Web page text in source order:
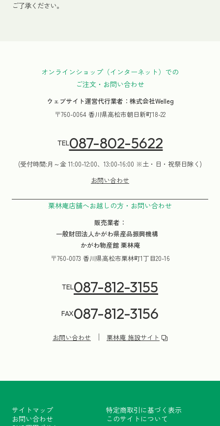
ご了承ください。
オンラインショップ（インターネット）での
ご注文・お問い合わせ
ウェブサイト運営代行業者：株式会社Welleg
〒760-0064 香川県高松市朝日新町18-22
TEL087-802-5622
(受付時間:月～金 11:00-12:00、13:00-16:00 ※土・日・祝祭日除く)
お問い合わせ
栗林庵店舗へお越しの方・お問い合わせ
販売業者：
一般財団法人かがわ県産品振興機構
かがわ物産館 栗林庵
〒760-0073 香川県高松市栗林町1丁目20-16
TEL087-812-3155
FAX087-812-3156
お問い合わせ 栗林庵 施設サイト
サイトマップ
特定商取引に基づく表示
お問い合わせ
このサイトについて